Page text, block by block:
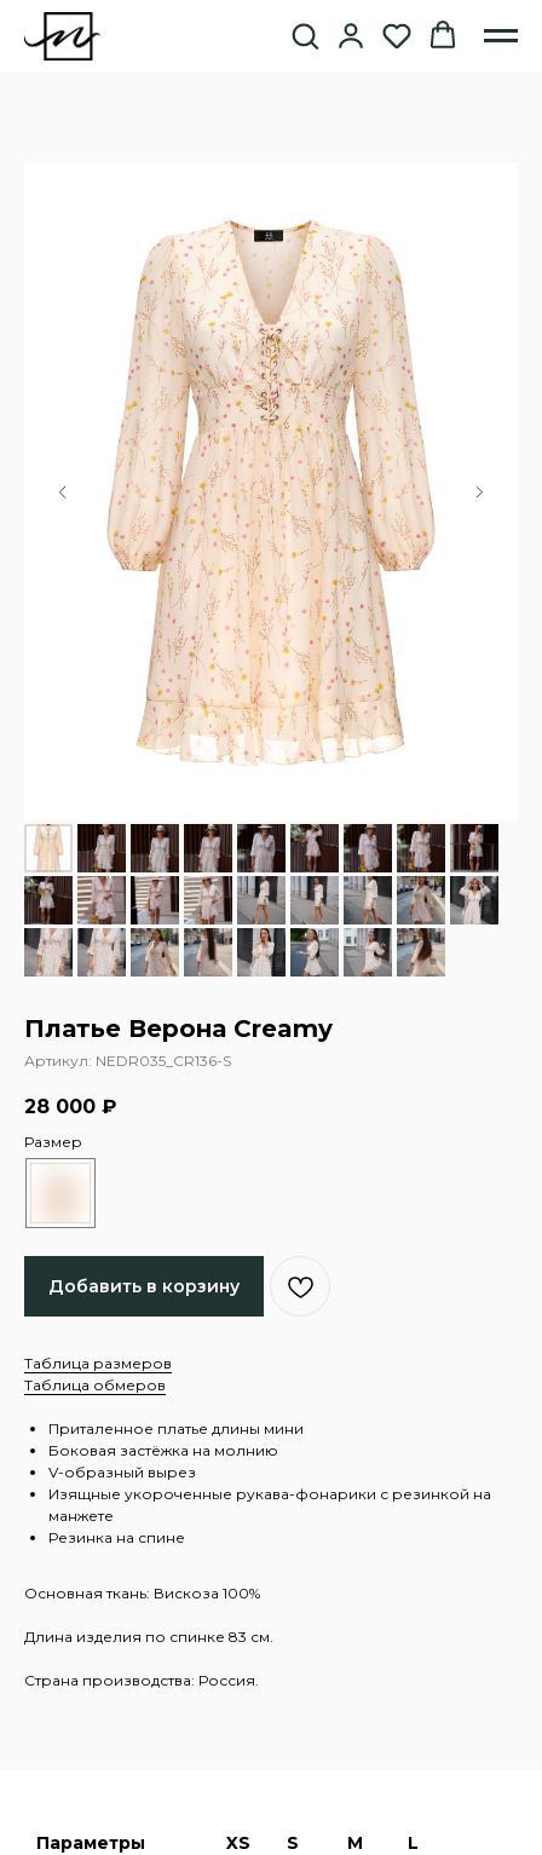
Платье Верона Creamy
Артикул: NEDR035_CR136-S
28 000 ₽
Размер
Добавить в корзину
Таблица размеров
Таблица обмеров
Приталенное платье длины мини
Боковая застёжка на молнию
V-образный вырез
Изящные укороченные рукава-фонарики с резинкой на
манжете
Резинка на спине
Основная ткань: Вискоза 100%
Длина изделия по спинке 83 см.
Страна производства: Россия.
Параметры
XS S M L